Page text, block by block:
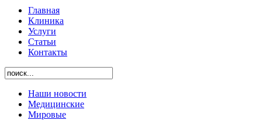
Главная
Клиника
Услуги
Статьи
Контакты
Наши новости
Медицинские
Мировые